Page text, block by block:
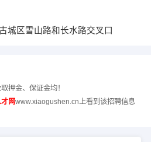
城区雪山路和长水路交叉口
押金、保证金均！
网www.xiaogushen.cn上看到该招聘信息